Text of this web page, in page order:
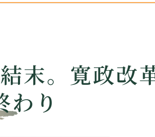
末。寛政改
わり